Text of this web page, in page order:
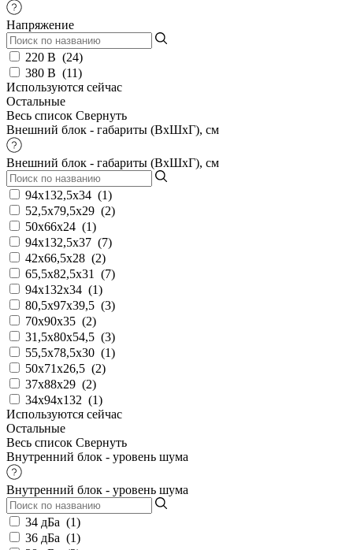
Напряжение
220 В (24)
380 В (11)
Используются сейчас
Остальные
Весь список Свернуть
Внешний блок - габариты (ВхШхГ), см
Внешний блок - габариты (ВхШхГ), см
94x132,5x34 (1)
52,5х79,5х29 (2)
50x66x24 (1)
94x132,5x37 (7)
42х66,5х28 (2)
65,5х82,5x31
(7)
94x132x34 (1)
80,5х97х39,5 (3)
70x90x35 (2)
31,5x80x54,5 (3)
55,5x78,5x30 (1)
50х71х26,5 (2)
37x88x29 (2)
34x94x132 (1)
Используются сейчас
Остальные
Весь список Свернуть
Внутренний блок - уровень шума
Внутренний блок - уровень шума
34 дБа (1)
36 дБа (1)